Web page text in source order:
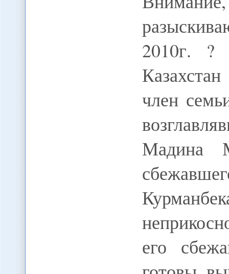
2010г. ?
член
Мадина
его